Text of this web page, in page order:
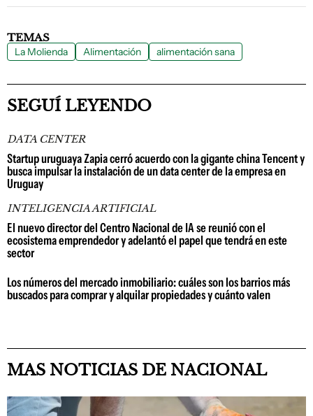
TEMAS
La Molienda Alimentación alimentación sana
SEGUÍ LEYENDO
DATA CENTER
Startup uruguaya Zapia cerró acuerdo con la gigante china Tencent y
busca impulsar la instalación de un data center de la empresa en
Uruguay
INTELIGENCIA ARTIFICIAL
El nuevo director del Centro Nacional de IA se reunió con el
ecosistema emprendedor y adelantó el papel que tendrá en este
sector
Los números del mercado inmobiliario: cuáles son los barrios más
buscados para comprar y alquilar propiedades y cuánto valen
MAS NOTICIAS DE NACIONAL